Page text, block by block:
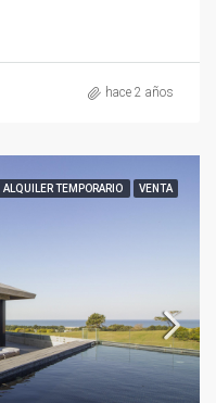
hace 2 años
ALQUILER TEMPORARIO VENTA